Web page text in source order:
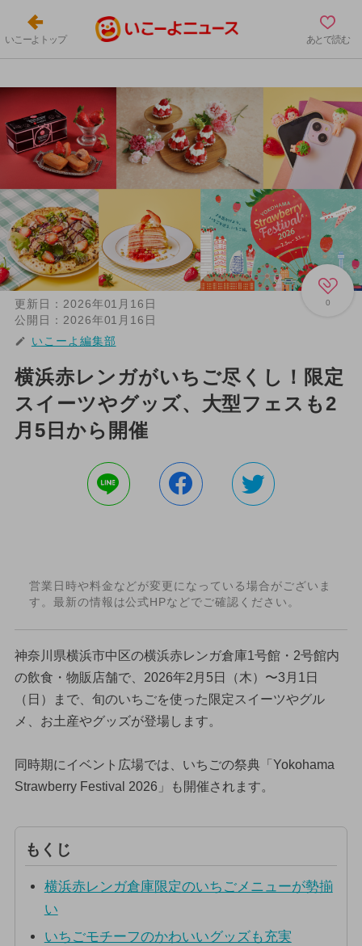
いこーよトップ あとで読む
0
更新日： 2026年01月16日
公開日： 2026年01月16日
いこーよ編集部
横浜赤レンガがいちご尽くし！限定
スイーツやグッズ、大型フェスも2
月5日から開催
営業日時や料金などが変更になっている場合がございま
す。最新の情報は公式HPなどでご確認ください。
神奈川県横浜市中区の横浜赤レンガ倉庫1号館・2号館内
の飲食・物販店舗で、2026年2月5日（木）〜3月1日
（日）まで、旬のいちごを使った限定スイーツやグル
メ、お土産やグッズが登場します。
同時期にイベント広場では、いちごの祭典「Yokohama
Strawberry Festival 2026」も開催されます。
もくじ
横浜赤レンガ倉庫限定のいちごメニューが勢揃
い
いちごモチーフのかわいいグッズも充実